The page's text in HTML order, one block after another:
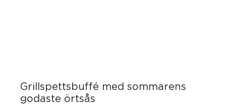
Grillspettsbuffé med sommarens
godaste örtsås